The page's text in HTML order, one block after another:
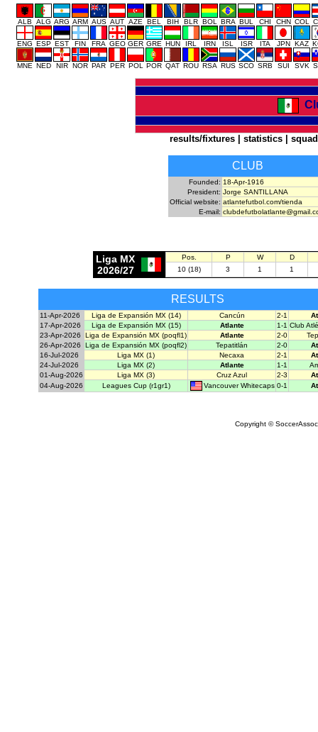
ALB ALG ARG ARM AUS AUT AZE BEL BIH BLR BOL BRA BUL CHI CHN COL
ENG ESP EST FIN FRA GEO GER GRE HUN IRL IRN ISL ISR ITA JPN KAZ
MNE NED NIR NOR PAR PER POL POR QAT ROU RSA RUS SCO SRB SUI SVK
results/fixtures| statistics| squad
CLUB
Founded: 18-Apr-1916
President: Jorge SANTILLANA
Official website: atlantefutbol.com/tienda
E-mail:
Liga MX
2026/27
Pos. P W
D
10 (18)
3 1 1
RESULTS
11-Apr-2026 Liga de Expansión MX (14) Cancún 2-1
17-Apr-2026
Liga de Expansión MX (15) Atlante 1-1 Club
23-Apr-2026
Liga de Expansión MX (poqfl1) Atlante 2-0
26-Apr-2026
Liga de Expansión MX (poqfl2) Tepatitlán 2-0
16-Jul-2026
Liga MX (1) Necaxa 2-1
24-Jul-2026
Liga MX (2) Atlante 1-1
01-Aug-2026
Liga MX (3) Cruz Azul 2-3
04-Aug-2026
Leagues Cup (r1gr1) Vancouver Whitecaps 0-1
Copyright ©